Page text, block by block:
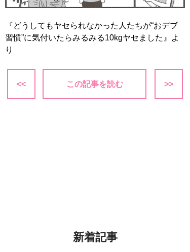
『どうしてもヤセられなかった人たちが“おデブ
習慣”に気付いたらみるみる10kgヤセました』よ
り
<< この記事を読む >>
新着記事